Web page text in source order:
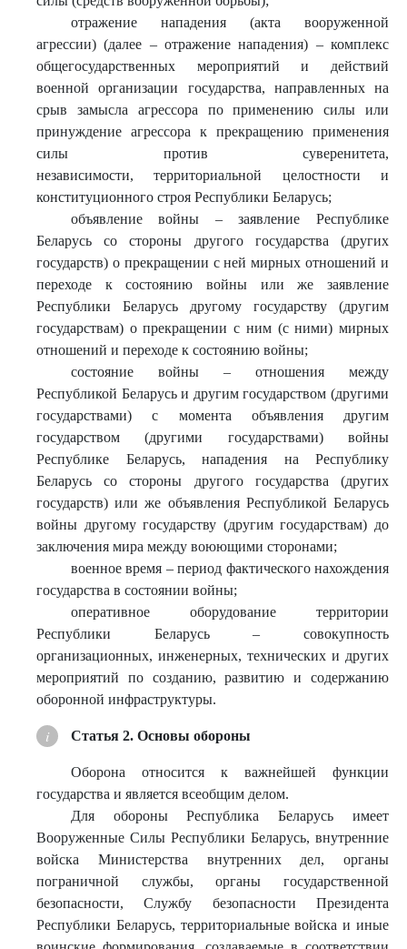
отражение нападения (акта вооруженной
агрессии) (далее – отражение нападения) – комплекс
общегосударственных мероприятий и действий
военной организации государства, направленных на
срыв замысла агрессора по применению силы или
принуждение агрессора к прекращению применения
силы против суверенитета,
независимости, территориальной целостности и
конституционного строя Республики Беларусь;
объявление войны – заявление Республике
Беларусь со стороны другого государства (других
государств) о прекращении с ней мирных отношений и
переходе к состоянию войны или же заявление
Республики Беларусь другому государству (другим
государствам) о прекращении с ним (с ними) мирных
отношений и переходе к состоянию войны;
состояние войны – отношения между
Республикой Беларусь и другим государством (другими
государствами) с момента объявления другим
государством (другими государствами) войны
Республике Беларусь, нападения на Республику
Беларусь со стороны другого государства (других
государств) или же объявления Республикой Беларусь
войны другому государству (другим государствам) до
заключения мира между воюющими сторонами;
военное время – период фактического нахождения
государства в состоянии войны;
оперативное оборудование территории
Республики Беларусь – совокупность
организационных, инженерных, технических и других
мероприятий по созданию, развитию и содержанию
оборонной инфраструктуры.
Статья 2. Основы обороны
Оборона относится к важнейшей функции
государства и является всеобщим делом.
Для обороны Республика Беларусь имеет
Вооруженные Силы Республики Беларусь, внутренние
войска Министерства внутренних дел, органы
пограничной службы, органы государственной
безопасности, Службу безопасности Президента
Республики Беларусь, территориальные войска и иные